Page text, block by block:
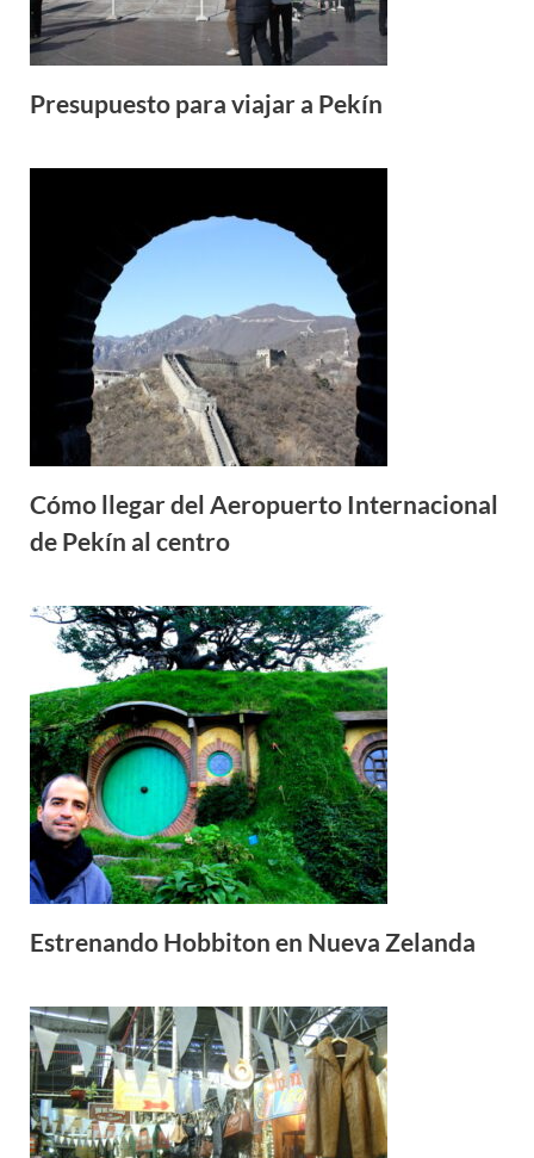
Presupuesto para viajar a Pekín
Cómo llegar del Aeropuerto Internacional
de Pekín al centro
Estrenando Hobbiton en Nueva Zelanda